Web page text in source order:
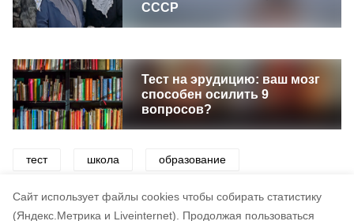
Cайт использует файлы cookies чтобы собирать статистику
(Яндекс.Метрика и Liveinternet).
Продолжая пользоваться
СССР
Тест на эрудицию: ваш мозг
способен осилить 9
вопросов?
тест школа образование
интеллект викторины игра